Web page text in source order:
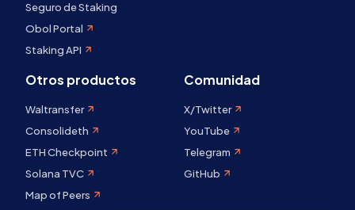
Seguro de Staking
Obol Portal
Staking API
Otros productos
Waltransfer
Consolideth
ETH Checkpoint
Solana TVC
Map of Peers
Comunidad
X/Twitter
YouTube
Telegram
GitHub